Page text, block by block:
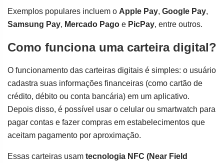
Exemplos populares incluem o Apple Pay, Google Pay,
Samsung Pay, Mercado Pago e PicPay, entre outros.
Como funciona uma carteira digital?
O funcionamento das carteiras digitais é simples: o usuário
cadastra suas informações financeiras (como cartão de
crédito, débito ou conta bancária) em um aplicativo.
Depois disso, é possível usar o celular ou smartwatch para
pagar contas e fazer compras em estabelecimentos que
aceitam pagamento por aproximação.
Essas carteiras usam tecnologia NFC (Near Field